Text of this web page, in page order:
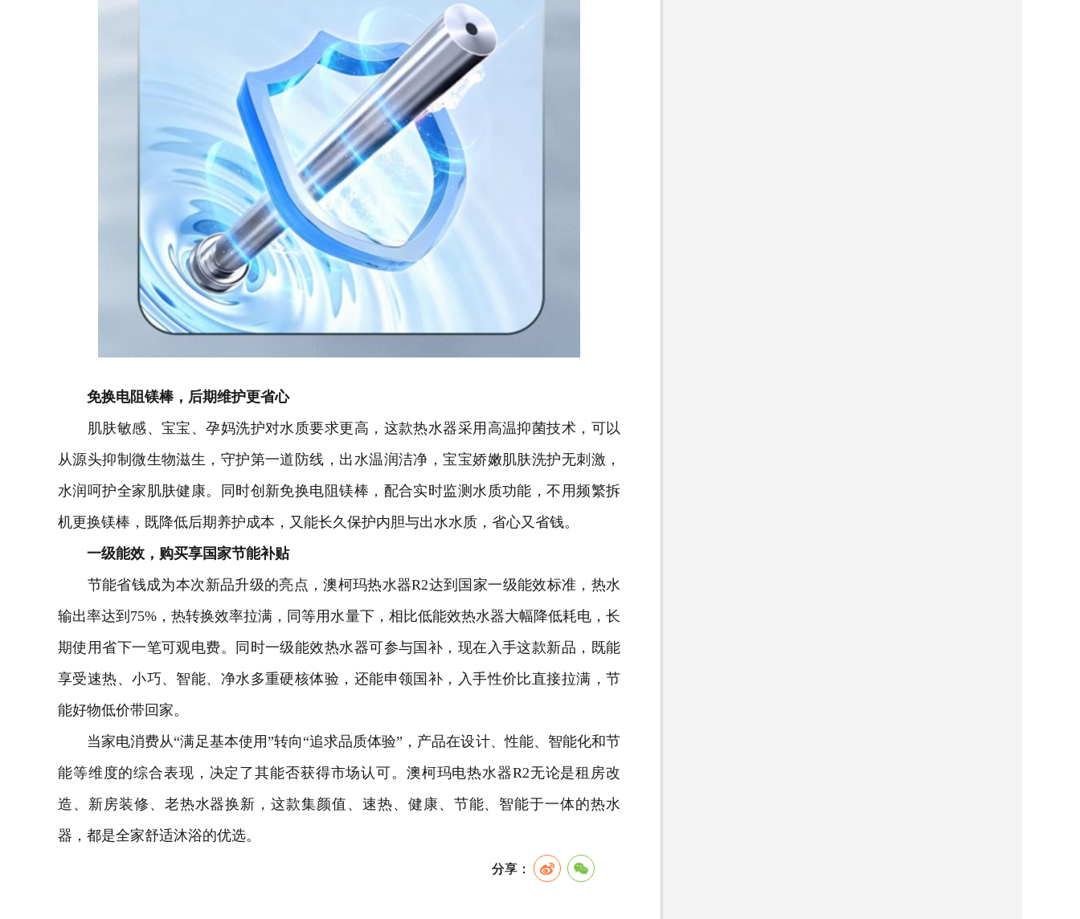
免换电阻镁棒，后期维护更省心
肌肤敏感、宝宝、孕妈洗护对水质要求更高，这款热水器采用高温抑菌技术，可以
从源头抑制微生物滋生，守护第一道防线，出水温润洁净，宝宝娇嫩肌肤洗护无刺激，
水润呵护全家肌肤健康。同时创新免换电阻镁棒，配合实时监测水质功能，不用频繁拆
机更换镁棒，既降低后期养护成本，又能长久保护内胆与出水水质，省心又省钱。
一级能效，购买享国家节能补贴
节能省钱成为本次新品升级的亮点，澳柯玛热水器R2达到国家一级能效标准，热水
输出率达到75%，热转换效率拉满，同等用水量下，相比低能效热水器大幅降低耗电，长
期使用省下一笔可观电费。同时一级能效热水器可参与国补，现在入手这款新品，既能
享受速热、小巧、智能、净水多重硬核体验，还能申领国补，入手性价比直接拉满，节
能好物低价带回家。
当家电消费从“满足基本使用”转向“追求品质体验”，产品在设计、性能、智能化和节
能等维度的综合表现，决定了其能否获得市场认可。澳柯玛电热水器R2无论是租房改
造、新房装修、老热水器换新，这款集颜值、速热、健康、节能、智能于一体的热水
器，都是全家舒适沐浴的优选。